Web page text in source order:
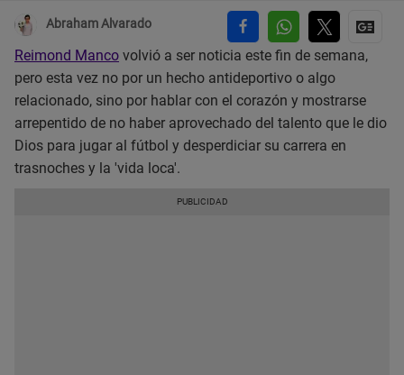
Abraham Alvarado
Reimond Manco volvió a ser noticia este fin de semana,
pero esta vez no por un hecho antideportivo o algo
relacionado, sino por hablar con el corazón y mostrarse
arrepentido de no haber aprovechado del talento que le dio
Dios para jugar al fútbol y desperdiciar su carrera en
trasnoches y la 'vida loca'.